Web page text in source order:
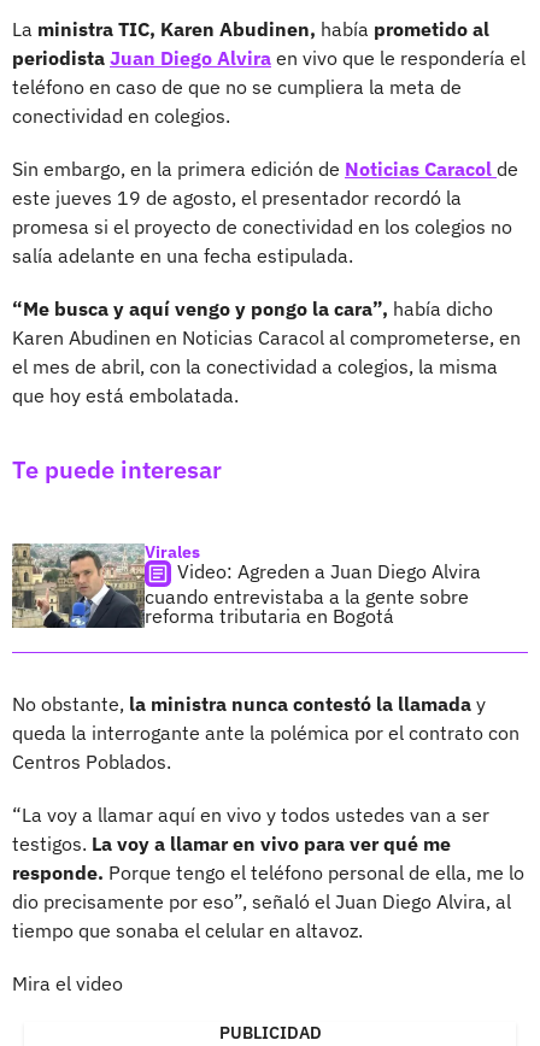
La ministra TIC, Karen Abudinen, había prometido al
periodista Juan Diego Alvira en vivo que le respondería el
teléfono en caso de que no se cumpliera la meta de
conectividad en colegios.
Sin embargo, en la primera edición de Noticias Caracol de
este jueves 19 de agosto, el presentador recordó la
promesa si el proyecto de conectividad en los colegios no
salía adelante en una fecha estipulada.
“Me busca y aquí vengo y pongo la cara”, había dicho
Karen Abudinen en Noticias Caracol al comprometerse, en
el mes de abril, con la conectividad a colegios, la misma
que hoy está embolatada.
Te puede interesar
Virales
Video: Agreden a Juan Diego Alvira
cuando entrevistaba a la gente sobre
reforma tributaria en Bogotá
No obstante, la ministra nunca contestó la llamada y
queda la interrogante ante la polémica por el contrato con
Centros Poblados.
“La voy a llamar aquí en vivo y todos ustedes van a ser
testigos. La voy a llamar en vivo para ver qué me
responde. Porque tengo el teléfono personal de ella, me lo
dio precisamente por eso”, señaló el Juan Diego Alvira, al
tiempo que sonaba el celular en altavoz.
Mira el video
PUBLICIDAD